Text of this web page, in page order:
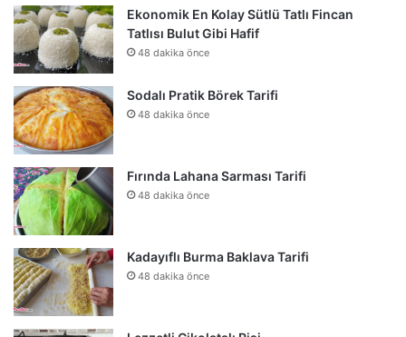
Ekonomik En Kolay Sütlü Tatlı Fincan
Tatlısı Bulut Gibi Hafif
48 dakika önce
Sodalı Pratik Börek Tarifi
48 dakika önce
Fırında Lahana Sarması Tarifi
48 dakika önce
Kadayıflı Burma Baklava Tarifi
48 dakika önce